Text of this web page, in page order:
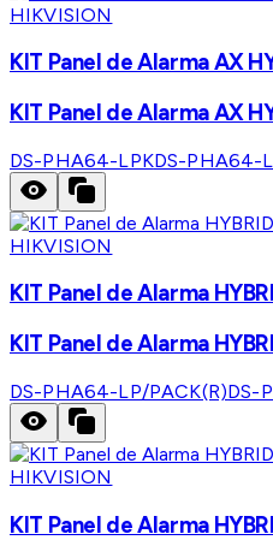
HIKVISION
KIT Panel de Alarma AX
KIT Panel de Alarma AX
DS-PHA64-LPKDS-PHA64-
HIKVISION
KIT Panel de Alarma
KIT Panel de Alarma
DS-PHA64-LP/PACK(R)DS-
HIKVISION
KIT Panel de Alarma